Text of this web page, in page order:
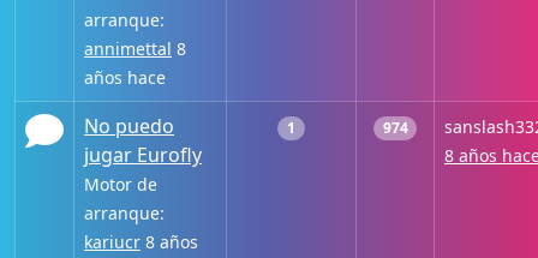
arranque:
annimettal 8
años hace
No puedo
jugar Eurofly
Motor de
arranque:
kariucr 8 años
1 974
8 años